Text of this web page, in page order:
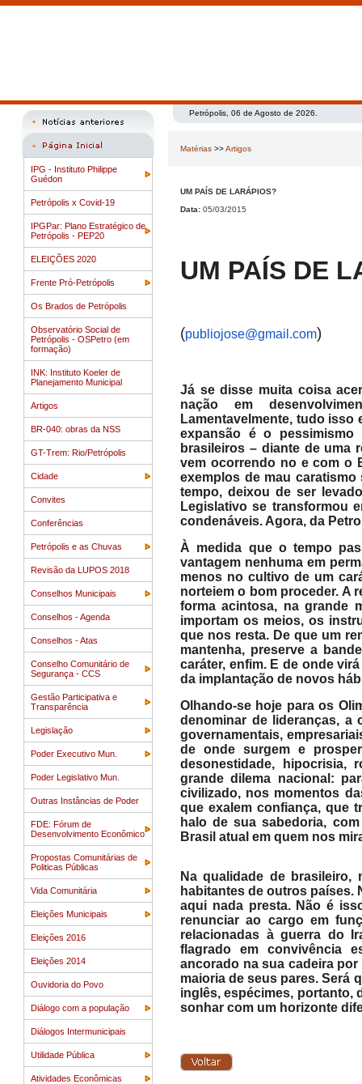
IPG - Instituto Philippe
Guédon
Petrópolis x Covid-19
IPGPar: Plano Estratégico de
Petrópolis - PEP20
ELEIÇÕES 2020
Frente Pró-Petrópolis
Os Brados de Petrópolis
Observatório Social de
Petrópolis - OSPetro (em
formação)
INK: Instituto Koeler de
Planejamento Municipal
Artigos
BR-040: obras da NSS
GT-Trem: Rio/Petrópolis
Cidade
Convites
Conferências
Petrópolis e as Chuvas
Revisão da LUPOS 2018
Conselhos Municipais
Conselhos - Agenda
Conselhos - Atas
Conselho Comunitário de
Segurança - CCS
Gestão Participativa e
Transparência
Legislação
Poder Executivo Mun.
Poder Legislativo Mun.
Outras Instâncias de Poder
FDE: Fórum de
Desenvolvimento Econômico
Propostas Comunitárias de
Politicas Públicas
Vida Comunitária
Eleições Municipais
Eleições 2016
Eleições 2014
Ouvidoria do Povo
Diálogo com a população
Diálogos Intermunicipais
Utilidade Pública
Atividades Econômicas
Petrópolis, 06 de Agosto de 2026.
Matérias >>Artigos
UM PAÍS DE LARÁPIOS?
Data: 05/03/2015
UM PAÍS DE
(publiojose@gmail.com)
Já se disse muita coisa
nação em
Lamentavelmente, tudo isso
expansão é o
brasileiros – diante de uma
vem ocorrendo no e com o
exemplos de mau
tempo, deixou de ser
Legislativo se transformou
condenáveis. Agora, da
À medida que o tempo
vantagem nenhuma em
menos no cultivo de um
norteiem o bom proceder. A
forma acintosa, na grande
importam os meios, os
que nos resta. De que um
mantenha, preserve a
caráter, enfim. E de onde
da implantação de novos
Olhando-se hoje para os
denominar de lideranças, a
governamentais,
de onde surgem e
desonestidade, hipocrisia,
grande dilema nacional:
civilizado, nos momentos
que exalem confiança, que
halo de sua sabedoria,
Brasil atual em quem nos
Na qualidade de brasileiro,
habitantes de outros países.
aqui nada presta. Não é
renunciar ao cargo em
relacionadas à guerra do
flagrado em convivência
ancorado na sua cadeira
maioria de seus pares. Será
inglês, espécimes, portanto,
sonhar com um horizonte